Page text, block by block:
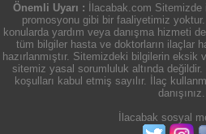
Önemli Uyarı : İlacabak.com Sitemizde
promosyonu gibi bir faaliyetimiz
konularda yardım veya danışma hizmeti
tüm bilgiler hasta ve doktorların ilaçlar
hazırlanmıştır. Sitemizdeki bilgilerin eksik
sitemiz yasal sorumluluk altında değildir.
koşulları kabul etmiş sayılır. İlaç
danışınız.
İlacabak sosyal